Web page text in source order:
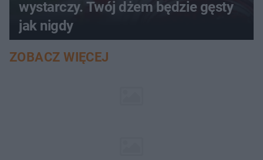
wystarczy. Twój dżem będzie gęsty
jak nigdy
ZOBACZ WIĘCEJ